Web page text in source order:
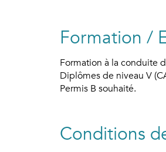
Formation /
Formation à la conduite
Diplômes de niveau V
Permis B souhaité.
Conditions